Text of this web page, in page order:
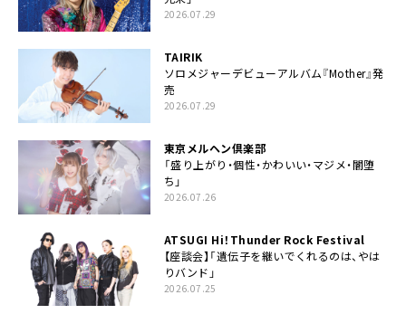
2026.07.29
TAIRIK
ソロメジャーデビューアルバム『Mother』発
売
2026.07.29
東京メルヘン倶楽部
「盛り上がり・個性・かわいい・マジメ・闇堕
ち」
2026.07.26
ATSUGI Hi！Thunder Rock Festival
【座談会】「遺伝子を継いでくれるのは、やは
りバンド」
2026.07.25